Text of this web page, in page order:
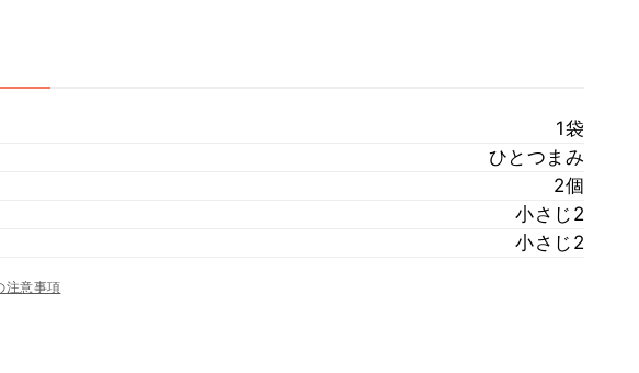
1袋
ひとつまみ
2個
小さじ2
小さじ2
注意事項